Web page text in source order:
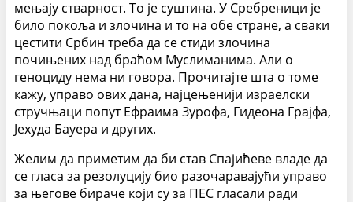
мењају стварност. То је суштина. У Сребреници је
било покоља и злочина и то на обе стране, а сваки
цестити Србин треба да се стиди злочина
почињених над браћом Муслиманима. Али о
геноциду нема ни говора. Прочитајте шта о томе
кажу, управо ових дана, најцењенији израелски
стручњаци попут Ефраима Зурофа, Гидеона Грајфа,
Јехуда Бауера и других.
Желим да приметим да би став Спајићеве владе да
се гласа за резолуцију био разочаравајући управо
за његове бираче који су за ПЕС гласали ради